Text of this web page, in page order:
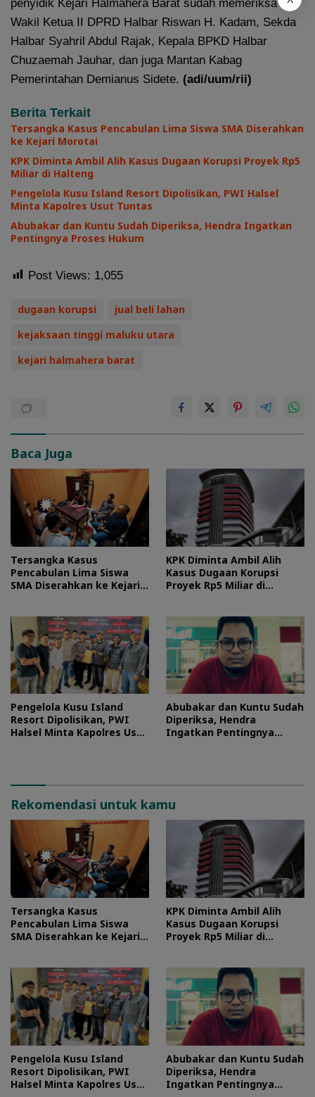
penyidik Kejari Halmahera Barat sudah memeriksa
Wakil Ketua II DPRD Halbar Riswan H. Kadam, Sekda
Halbar Syahril Abdul Rajak, Kepala BPKD Halbar
Chuzaemah Jauhar, dan juga Mantan Kabag
Pemerintahan Demianus Sidete. (adi/uum/rii)
Berita Terkait
Tersangka Kasus Pencabulan Lima Siswa SMA Diserahkan
ke Kejari Morotai
KPK Diminta Ambil Alih Kasus Dugaan Korupsi Proyek Rp5
Miliar di Halteng
Pengelola Kusu Island Resort Dipolisikan, PWI Halsel
Minta Kapolres Usut Tuntas
Abubakar dan Kuntu Sudah Diperiksa, Hendra Ingatkan
Pentingnya Proses Hukum
Post Views: 1,055
dugaan korupsi
jual beli lahan
kejaksaan tinggi maluku utara
kejari halmahera barat
Baca Juga
Tersangka Kasus
Pencabulan Lima Siswa
SMA Diserahkan ke Kejari
KPK Diminta Ambil Alih
Kasus Dugaan Korupsi
Proyek Rp5 Miliar di
Pengelola Kusu Island
Resort Dipolisikan, PWI
Halsel Minta Kapolres Usut
Abubakar dan Kuntu Sudah
Diperiksa, Hendra
Ingatkan Pentingnya
Rekomendasi untuk kamu
Tersangka Kasus
Pencabulan Lima Siswa
SMA Diserahkan ke Kejari
KPK Diminta Ambil Alih
Kasus Dugaan Korupsi
Proyek Rp5 Miliar di
Pengelola Kusu Island
Resort Dipolisikan, PWI
Halsel Minta Kapolres Usut
Abubakar dan Kuntu Sudah
Diperiksa, Hendra
Ingatkan Pentingnya